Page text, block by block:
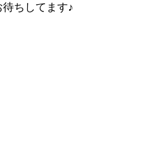
ちしてます♪